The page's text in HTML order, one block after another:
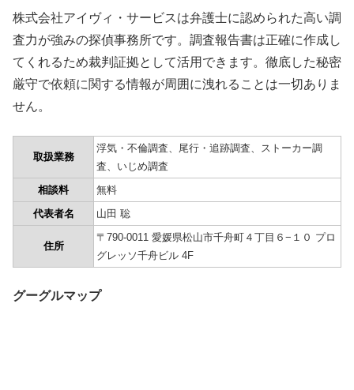
株式会社アイヴィ・サービスは弁護士に認められた高い調
査力が強みの探偵事務所です。調査報告書は正確に作成し
てくれるため裁判証拠として活用できます。徹底した秘密
厳守で依頼に関する情報が周囲に洩れることは一切ありま
せん。
取扱業務
浮気・不倫調査、尾行・追跡調査、ストーカー調
査、いじめ調査
相談料
無料
代表者名
山田 聡
住所
〒790-0011 愛媛県松山市千舟町４丁目６−１０ プロ
グレッソ千舟ビル 4F
グーグルマップ